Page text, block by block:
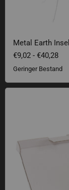
Metal Earth
€9,02 - €40,28
Geringer Bestand